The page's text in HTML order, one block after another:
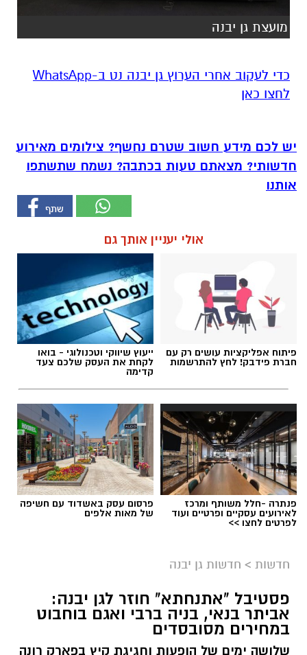
מועצת גן יבנה
‏כדי לעקוב אחרי הערוץ גן יבנה נט ב-WhatsApp
לחצו כאן
יש לכם מידע חשוב שטרם נחשף? צילומים מאירוע
חדשותי? מצאתם טעות בכתבה? נשמח שתשתפו
אותנו
אולי יעניין אותך גם
פיתוח אפליקציות עושים רק עם
חברת פידבק! לחץ להתרשמות
ייעוץ שיווקי וטכנולוגי - בואו
לקחת את העסק שלכם צעד
קדימה
פנתרה -חלל משותף ומרכז
לאירועים עסקיים ופרטיים ועוד
לפרטים לחצו >>
פרסום עסק באשדוד עם חשיפה
של מאות אלפים
חדשות > חדשות גן יבנה
פסטיבל "אתנחתא" חוזר לגן יבנה:
אביתר בנאי, בניה ברבי ואגם בוחבוט
במחירים מסובסדים
שלושה ימים של הופעות וחגיגת קיץ בפארק רונה